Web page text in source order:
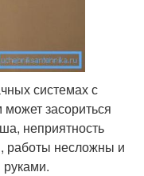
системах с
засориться
неприятность
работы несложны и